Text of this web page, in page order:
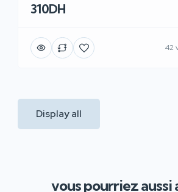
310DH
42
Display all
vous pourriez aussi